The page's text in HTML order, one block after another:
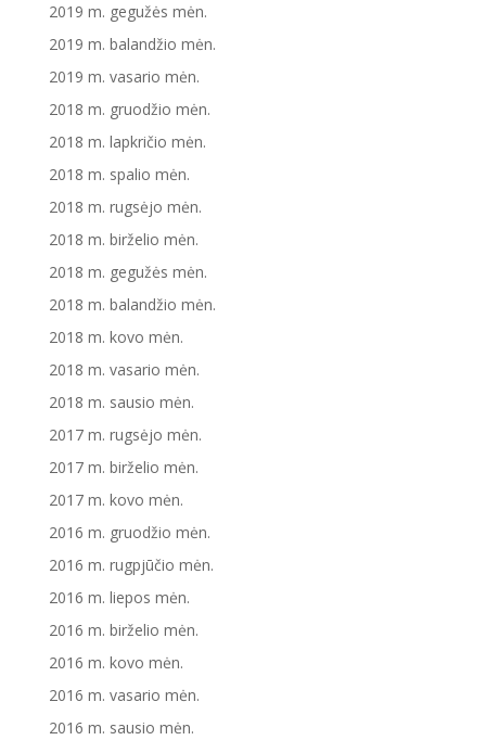
2019 m. gegužės mėn.
2019 m. balandžio mėn.
2019 m. vasario mėn.
2018 m. gruodžio mėn.
2018 m. lapkričio mėn.
2018 m. spalio mėn.
2018 m. rugsėjo mėn.
2018 m. birželio mėn.
2018 m. gegužės mėn.
2018 m. balandžio mėn.
2018 m. kovo mėn.
2018 m. vasario mėn.
2018 m. sausio mėn.
2017 m. rugsėjo mėn.
2017 m. birželio mėn.
2017 m. kovo mėn.
2016 m. gruodžio mėn.
2016 m. rugpjūčio mėn.
2016 m. liepos mėn.
2016 m. birželio mėn.
2016 m. kovo mėn.
2016 m. vasario mėn.
2016 m. sausio mėn.